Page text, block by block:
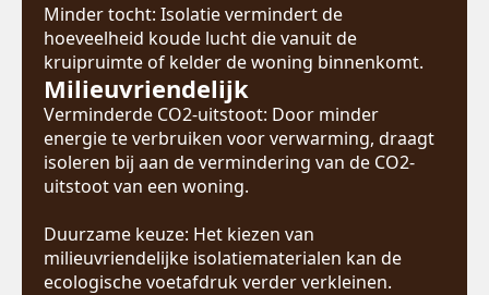
Minder tocht: Isolatie vermindert de
hoeveelheid koude lucht die vanuit de
kruipruimte of kelder de woning binnenkomt.
Milieuvriendelijk
Verminderde CO2-uitstoot: Door minder
energie te verbruiken voor verwarming, draagt
isoleren bij aan de vermindering van de CO2-
uitstoot van een woning.
Duurzame keuze: Het kiezen van
milieuvriendelijke isolatiematerialen kan de
ecologische voetafdruk verder verkleinen.